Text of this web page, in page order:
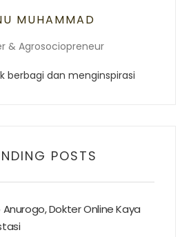
MUHAMMAD
& Agrosociopreneur
berbagi dan menginspirasi
POSTS
Anurogo, Dokter Online Kaya